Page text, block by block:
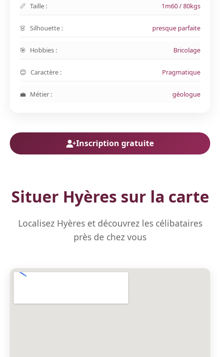
Taille : 1m60 / 80kgs
Silhouette : presque parfaite
Hobbies : Bricolage
Caractère : Pragmatique
Métier : géologue
Inscription gratuite
Situer Hyères sur la carte
Localisez Hyères et découvrez les célibataires
près de chez vous